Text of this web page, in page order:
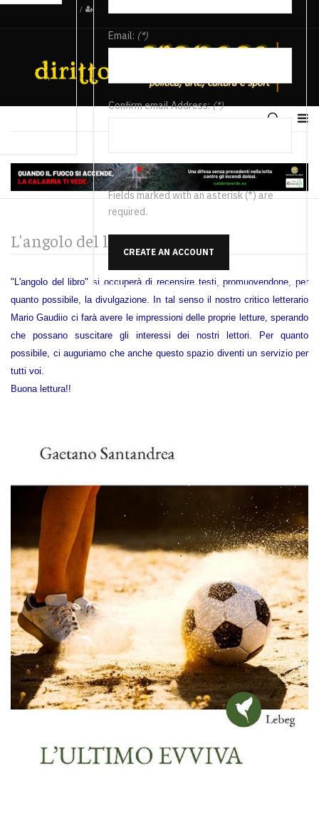
/
Email: (*)
Confirm email Address:(*)
Fields marked with an asterisk (*) are
required.
CREATE AN ACCOUNT
L'angolo del libro
"L'angolo del libro" si occuperà di recensire testi, promuovendone, per
quanto possibile, la divulgazione. In tal senso il nostro critico letterario
Mario Gaudiio ci farà avere le impressioni delle proprie letture, sperando
che possano suscitare gli interessi dei nostri lettori. Per quanto
possibile, ci auguriamo che anche questo spazio diventi un servizio per
tutti voi.
Buona lettura!!